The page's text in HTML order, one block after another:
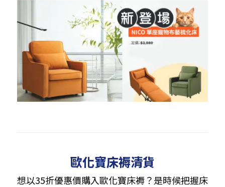
歐化寶床褥清貨
想以35折優惠價購入歐化寶床褥？是時候把握床